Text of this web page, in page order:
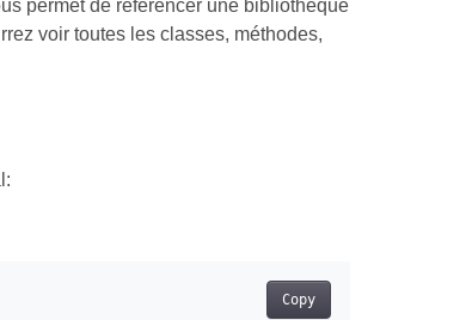
permet de référencer une bibliothèque
voir toutes les classes, méthodes,
Copy